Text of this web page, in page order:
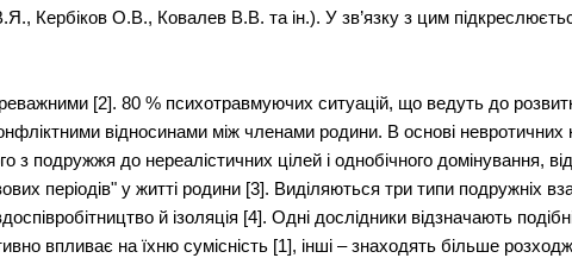
В.Я., Кербіков О.В., Ковалев В.В. та ін.). У зв’язку з цим
[2]. 80 % психотравмуючих ситуацій, що ведуть до
відносинами між членами родини. В основі невротичних
подружжя до нереалістичних цілей і однобічного домінування,
періодів" у житті родини [3]. Виділяються три типи подружніх
й ізоляція [4]. Одні дослідники відзначають
впливає на їхню сумісність [1], інші – знаходять більше